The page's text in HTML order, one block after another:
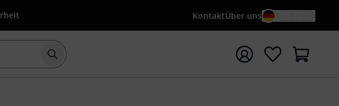
KontaktÜber uns
Suche mit Suchwort {searchTerm} starten